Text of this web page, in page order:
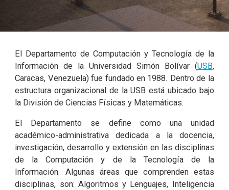
El Departamento de Computación y Tecnología de la
Información de la Universidad Simón Bolívar (USB,
Caracas, Venezuela) fue fundado en 1988. Dentro de la
estructura organizacional de la USB está ubicado bajo
la División de Ciencias Físicas y Matemáticas.
El Departamento se define como una unidad
académico-administrativa dedicada a la docencia,
investigación, desarrollo y extensión en las disciplinas
de la Computación y de la Tecnología de la
Información. Algunas áreas que comprenden estas
disciplinas, son: Algoritmos y Lenguajes, Inteligencia